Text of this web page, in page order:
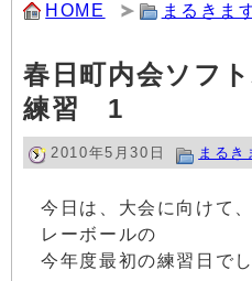
HOME まるきま
春日町内会ソフ
練習 1
2010年5月30日 まるき
今日は、大会に向けて
レーボールの
今年度最初の練習日でし